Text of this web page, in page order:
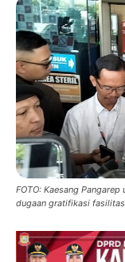
FOTO: Kaesang
dugaan gratifikasi